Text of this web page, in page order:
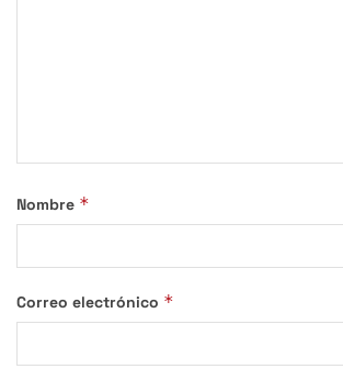
Nombre *
Correo electrónico *